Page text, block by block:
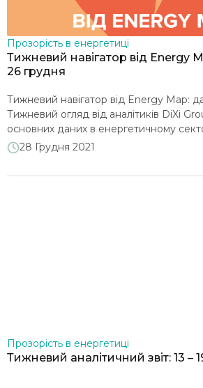
Прозорість в енергетиці
Тижневий навігатор від Energy
26 грудня
Тижневий навігатор від Energy Map:
Тижневий огляд від аналітиків DiXi
основних даних в енергетичному
на порталі Energy Map. Тиждень
електроенергії (+6,2%), при цьому
28 Грудня 2021
Прозорість в енергетиці
Тижневий аналітичний звіт: 13 –